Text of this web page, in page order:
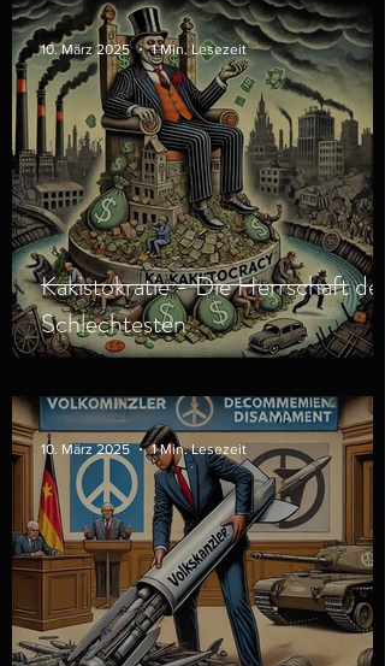
Kakistokratie - Die Herrschaft der
Schlechtesten
10. März 2025 1 Min. Lesezeit
10. März 2025 1 Min. Lesezeit